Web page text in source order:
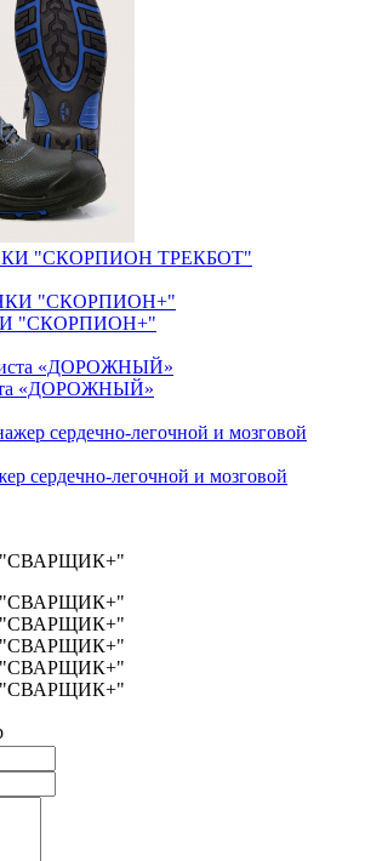
"СКОРПИОН ТРЕКБОТ"
"СКОРПИОН+"
«ДОРОЖНЫЙ»
сердечно-легочной и мозговой